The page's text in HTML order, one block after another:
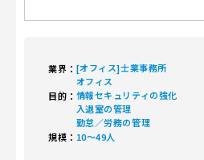
業界： [オフィス]士業事務所
オフィス
目的： 情報セキュリティの強化
入退室の管理
勤怠／労務の管理
規模： 10～49人